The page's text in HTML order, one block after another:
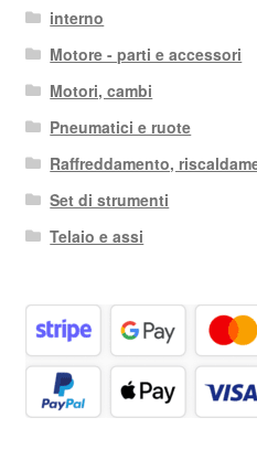
interno
Motore - parti e accessori
Motori, cambi
Pneumatici e ruote
Raffreddamento,
Set di strumenti
Telaio e assi